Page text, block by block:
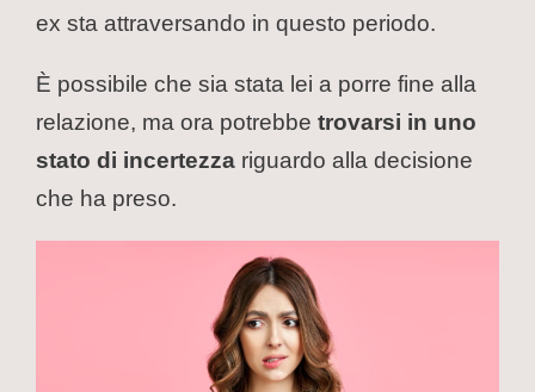
ex sta attraversando in questo periodo.
È possibile che sia stata lei a porre fine alla
relazione, ma ora potrebbe trovarsi in uno
stato di incertezza riguardo alla decisione
che ha preso.